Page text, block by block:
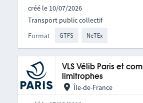
créé le 10/07/2026
Format GTFS NeTEx
Transport public collectif
VLS Vélib Paris et
limitrophes
Île-de-France